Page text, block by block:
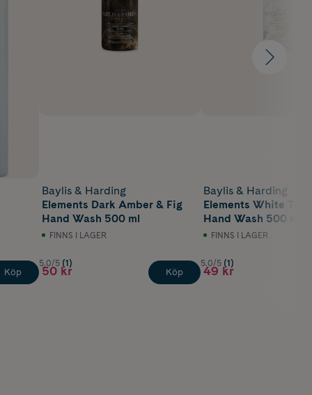
Köp
Baylis & Harding
Elements Dark Amber & Fig
Hand Wash 500 ml
FINNS I LAGER
5.0/5 (1)
50 kr Köp
Baylis & Harding
Elements White Tea
Hand Wash 500 ml
FINNS I LAGER
5.0/5 (1)
49 kr